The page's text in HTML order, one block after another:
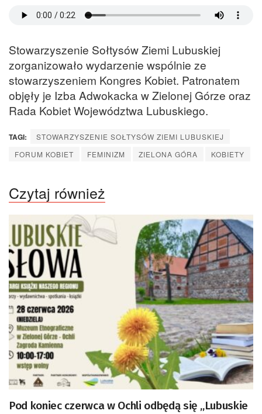
Stowarzyszenie Sołtysów Ziemi Lubuskiej
zorganizowało wydarzenie wspólnie ze
stowarzyszeniem Kongres Kobiet. Patronatem
objęły je Izba Adwokacka w Zielonej Górze oraz
Rada Kobiet Województwa Lubuskiego.
TAGI:
STOWARZYSZENIE SOŁTYSÓW ZIEMI LUBUSKIEJ
FORUM KOBIET
FEMINIZM ZIELONA GÓRA KOBIETY
Czytaj również
Pod koniec czerwca w Ochli odbędą się „Lubuskie